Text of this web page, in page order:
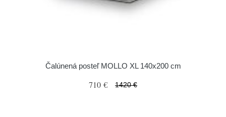
Čalúnená posteľ MOLLO XL 140x200 cm
710 € 1420 €